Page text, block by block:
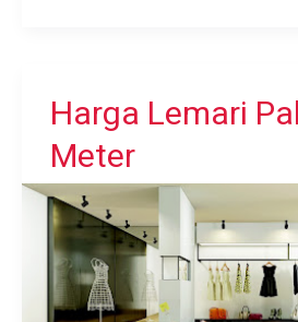
Harga Lemari
Meter